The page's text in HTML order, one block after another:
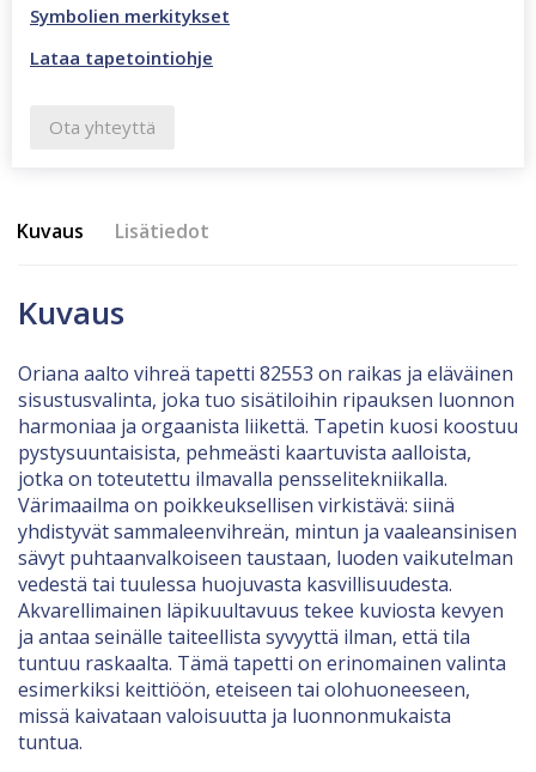
Symbolien merkitykset
Lataa tapetointiohje
Ota yhteyttä
Kuvaus Lisätiedot
Kuvaus
Oriana aalto vihreä tapetti 82553 on raikas ja eläväinen
sisustusvalinta, joka tuo sisätiloihin ripauksen luonnon
harmoniaa ja orgaanista liikettä. Tapetin kuosi koostuu
pystysuuntaisista, pehmeästi kaartuvista aalloista,
jotka on toteutettu ilmavalla pensselitekniikalla.
Värimaailma on poikkeuksellisen virkistävä: siinä
yhdistyvät sammaleenvihreän, mintun ja vaaleansinisen
sävyt puhtaanvalkoiseen taustaan, luoden vaikutelman
vedestä tai tuulessa huojuvasta kasvillisuudesta.
Akvarellimainen läpikuultavuus tekee kuviosta kevyen
ja antaa seinälle taiteellista syvyyttä ilman, että tila
tuntuu raskaalta. Tämä tapetti on erinomainen valinta
esimerkiksi keittiöön, eteiseen tai olohuoneeseen,
missä kaivataan valoisuutta ja luonnonmukaista
tuntua.